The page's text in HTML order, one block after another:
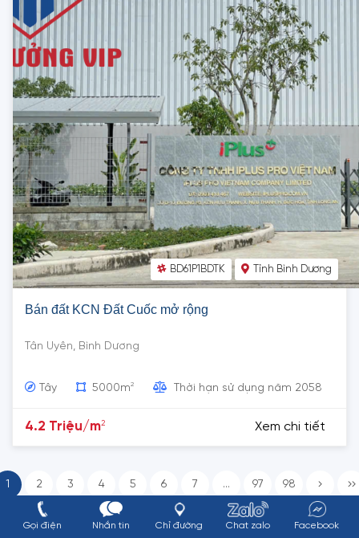
BD61P1BDTK Tỉnh Bình Dương
Bán đất KCN Đất Cuốc mở rộng
Tân Uyên, Bình Dương
Tây 5000m2 Thời hạn sử dụng năm 2058
4.2 Triệu/m2 Xem chi tiết
1 2 3 4 5 6 7 ... 97 98
Gọi điện Nhắn tin Chỉ đường Chat zalo Facebook